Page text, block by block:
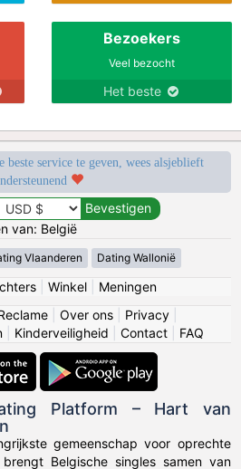
Bezoekers
Veel bezocht
Het beste
beste service te geven, wees alsjeblieft
van: België
Vlaanderen Dating Wallonië
| Winkel| Meningen
Over ons Privacy
Kinderveiligheid Contact FAQ
Platform – Hart van
gemeenschap voor oprechte
Belgische singles samen van